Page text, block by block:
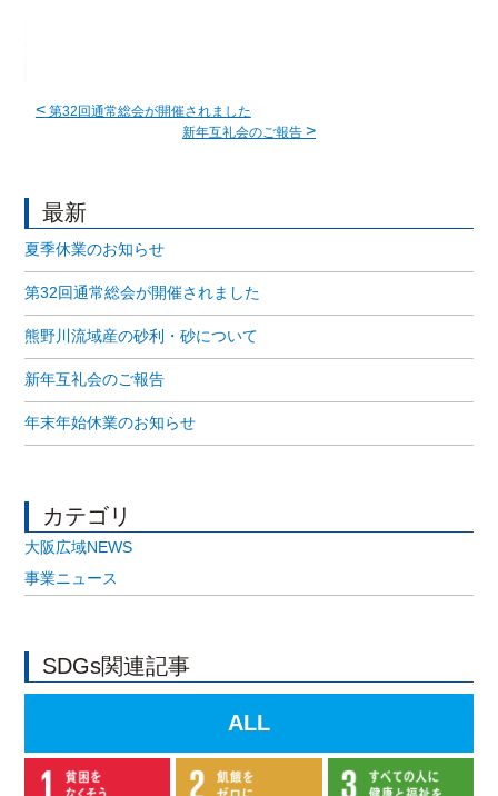
<第32回通常総会が開催されました
新年互礼会のご報告 >
最新
夏季休業のお知らせ
第32回通常総会が開催されました
熊野川流域産の砂利・砂について
新年互礼会のご報告
年末年始休業のお知らせ
カテゴリ
大阪広域NEWS
事業ニュース
SDGs関連記事
ALL